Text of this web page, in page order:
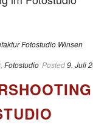
Fotostudio Winsen
, Fotostudio Posted9. Juli